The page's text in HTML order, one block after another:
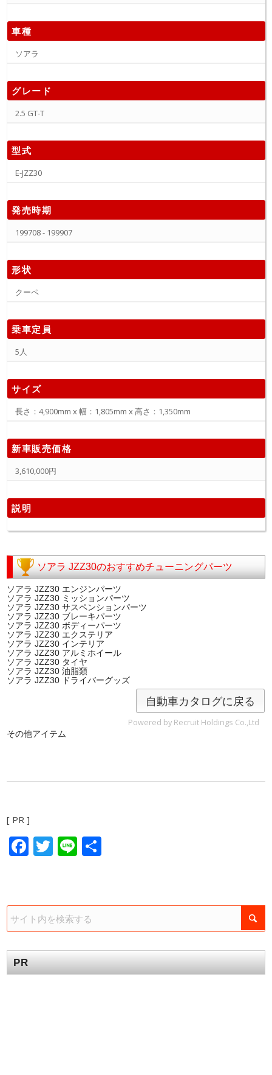
車種
ソアラ
グレード
2.5 GT-T
型式
E-JZZ30
発売時期
199708 - 199907
形状
クーペ
乗車定員
5人
サイズ
長さ：4,900mm x 幅：1,805mm x 高さ：1,350mm
新車販売価格
3,610,000円
説明
ソアラ JZZ30のおすすめチューニングパーツ
ソアラ JZZ30 エンジンパーツ
ソアラ JZZ30 ミッションパーツ
ソアラ JZZ30 サスペンションパーツ
ソアラ JZZ30 ブレーキパーツ
ソアラ JZZ30 ボディーパーツ
ソアラ JZZ30 エクステリア
ソアラ JZZ30 インテリア
ソアラ JZZ30 アルミホイール
ソアラ JZZ30 タイヤ
ソアラ JZZ30 油脂類
ソアラ JZZ30 ドライバーグッズ
自動車カタログに戻る
Powered by Recruit Holdings Co.,Ltd
その他アイテム
[ PR ]
Facebook
Twitter
Line
PR